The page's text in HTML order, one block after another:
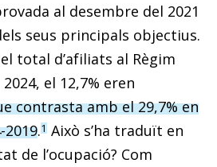
al desembre del 2021
seus principals objectius.
total d’afiliats al Règim
el 12,7% eren
contrasta amb el 29,7% en
.1 Això s’ha traduït en
de l’ocupació? Com